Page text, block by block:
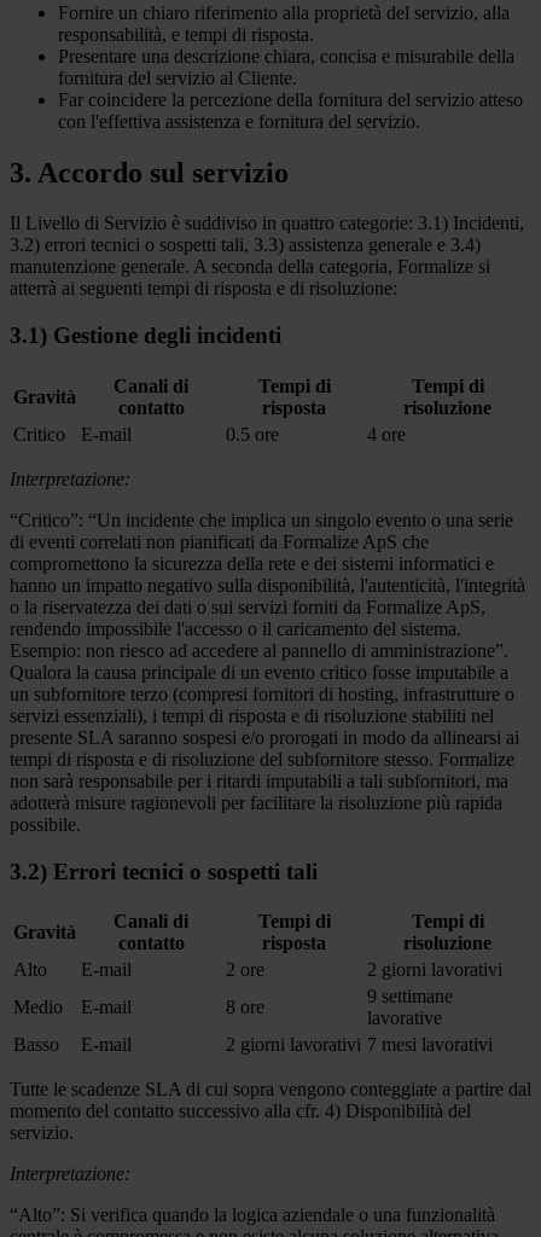
Fornire un chiaro riferimento alla proprietà del servizio, alla
responsabilità, e tempi di risposta.
Presentare una descrizione chiara, concisa e misurabile della
fornitura del servizio al Cliente.
Far coincidere la percezione della fornitura del servizio atteso
con l'effettiva assistenza e fornitura del servizio.
3. Accordo sul servizio
Il Livello di Servizio è suddiviso in quattro categorie: 3.1) Incidenti,
3.2) errori tecnici o sospetti tali, 3.3) assistenza generale e 3.4)
manutenzione generale. A seconda della categoria, Formalize si
atterrà ai seguenti tempi di risposta e di risoluzione:
3.1) Gestione degli incidenti
Gravità
Canali di
contatto
Tempi di
risposta
Tempi di
risoluzione
Critico
E-mail 0.5 ore 4 ore
Interpretazione:
“Critico”: “Un incidente che implica un singolo evento o una serie
di eventi correlati non pianificati da Formalize ApS che
compromettono la sicurezza della rete e dei sistemi informatici e
hanno un impatto negativo sulla disponibilità, l'autenticità, l'integrità
o la riservatezza dei dati o sui servizi forniti da Formalize ApS,
rendendo impossibile l'accesso o il caricamento del sistema.
Esempio: non riesco ad accedere al pannello di amministrazione”.
Qualora la causa principale di un evento critico fosse imputabile a
un subfornitore terzo (compresi fornitori di hosting, infrastrutture o
servizi essenziali), i tempi di risposta e di risoluzione stabiliti nel
presente SLA saranno sospesi e/o prorogati in modo da allinearsi ai
tempi di risposta e di risoluzione del subfornitore stesso. Formalize
non sarà responsabile per i ritardi imputabili a tali subfornitori, ma
adotterà misure ragionevoli per facilitare la risoluzione più rapida
possibile.
3.2) Errori tecnici o sospetti tali
Gravità
Canali di
contatto
Tempi di
risposta
Tempi di
risoluzione
Alto
E-mail 2 ore
2 giorni lavorativi
Medio
E-mail 8 ore
9 settimane
lavorative
Basso
E-mail 2 giorni lavorativi 7 mesi lavorativi
Tutte le scadenze SLA di cui sopra vengono conteggiate a partire dal
momento del contatto successivo alla cfr. 4) Disponibilità del
servizio.
Interpretazione:
“Alto”: Si verifica quando la logica aziendale o una funzionalità